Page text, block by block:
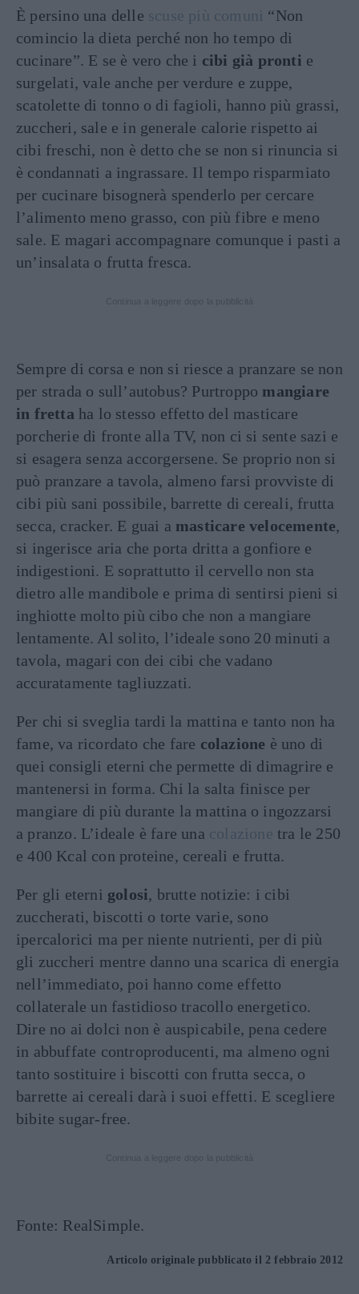
È persino una delle scuse più comuni “Non
comincio la dieta perché non ho tempo di
cucinare”. E se è vero che i cibi già pronti e
surgelati, vale anche per verdure e zuppe,
scatolette di tonno o di fagioli, hanno più grassi,
zuccheri, sale e in generale calorie rispetto ai
cibi freschi, non è detto che se non si rinuncia si
è condannati a ingrassare. Il tempo risparmiato
per cucinare bisognerà spenderlo per cercare
l’alimento meno grasso, con più fibre e meno
sale. E magari accompagnare comunque i pasti a
un’insalata o frutta fresca.
Sempre di corsa e non si riesce a pranzare se non
per strada o sull’autobus? Purtroppo mangiare
in fretta ha lo stesso effetto del masticare
porcherie di fronte alla TV, non ci si sente sazi e
si esagera senza accorgersene. Se proprio non si
può pranzare a tavola, almeno farsi provviste di
cibi più sani possibile, barrette di cereali, frutta
secca, cracker. E guai a masticare velocemente,
si ingerisce aria che porta dritta a gonfiore e
indigestioni. E soprattutto il cervello non sta
dietro alle mandibole e prima di sentirsi pieni si
inghiotte molto più cibo che non a mangiare
lentamente. Al solito, l’ideale sono 20 minuti a
tavola, magari con dei cibi che vadano
accuratamente tagliuzzati.
Per chi si sveglia tardi la mattina e tanto non ha
fame, va ricordato che fare colazione è uno di
quei consigli eterni che permette di dimagrire e
mantenersi in forma. Chi la salta finisce per
mangiare di più durante la mattina o ingozzarsi
a pranzo. L’ideale è fare una colazione tra le 250
e 400 Kcal con proteine, cereali e frutta.
Per gli eterni golosi, brutte notizie: i cibi
zuccherati, biscotti o torte varie, sono
ipercalorici ma per niente nutrienti, per di più
gli zuccheri mentre danno una scarica di energia
nell’immediato, poi hanno come effetto
collaterale un fastidioso tracollo energetico.
Dire no ai dolci non è auspicabile, pena cedere
in abbuffate controproducenti, ma almeno ogni
tanto sostituire i biscotti con frutta secca, o
barrette ai cereali darà i suoi effetti. E scegliere
bibite sugar-free.
Fonte: RealSimple.
Articolo originale pubblicato il 2 febbraio 2012